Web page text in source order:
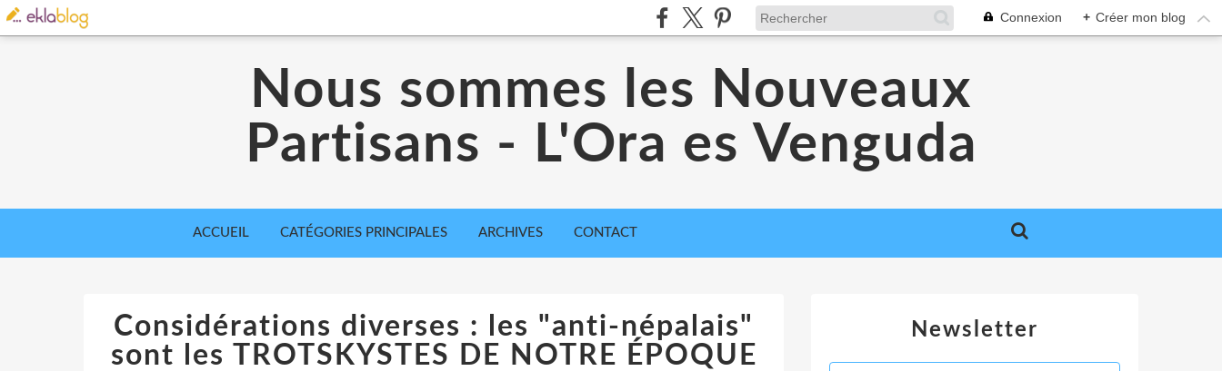
Connexion + Créer mon blog
Nous sommes les Nouveaux
Partisans - L'Ora es Venguda
ACCUEIL CATÉGORIES PRINCIPALES ARCHIVES CONTACT
Considérations diverses : les "anti-népalais"
sont les TROTSKYSTES DE NOTRE ÉPOQUE
Newsletter